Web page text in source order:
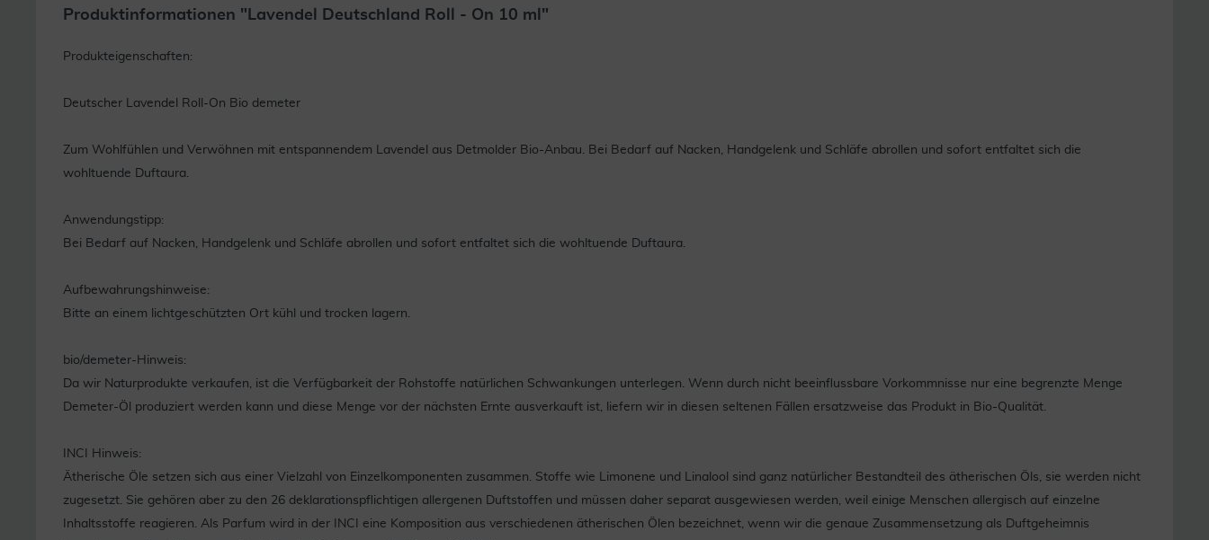
Produktinformationen "Lavendel Deutschland Roll - On 10 ml"
Produkteigenschaften:
Deutscher Lavendel Roll-On Bio demeter
Zum Wohlfühlen und Verwöhnen mit entspannendem Lavendel aus Detmolder Bio-Anbau. Bei Bedarf auf Nacken, Handgelenk und Schläfe abrollen und sofort entfaltet sich die
wohltuende Duftaura.
Anwendungstipp:
Bei Bedarf auf Nacken, Handgelenk und Schläfe abrollen und sofort entfaltet sich die wohltuende Duftaura.
Aufbewahrungshinweise:
Bitte an einem lichtgeschützten Ort kühl und trocken lagern.
bio/demeter-Hinweis:
Da wir Naturprodukte verkaufen, ist die Verfügbarkeit der Rohstoffe natürlichen Schwankungen unterlegen. Wenn durch nicht beeinflussbare Vorkommnisse nur eine begrenzte Menge
Demeter-Öl produziert werden kann und diese Menge vor der nächsten Ernte ausverkauft ist, liefern wir in diesen seltenen Fällen ersatzweise das Produkt in Bio-Qualität.
INCI Hinweis:
Ätherische Öle setzen sich aus einer Vielzahl von Einzelkomponenten zusammen. Stoffe wie Limonene und Linalool sind ganz natürlicher Bestandteil des ätherischen Öls, sie werden nicht
zugesetzt. Sie gehören aber zu den 26 deklarationspflichtigen allergenen Duftstoffen und müssen daher separat ausgewiesen werden, weil einige Menschen allergisch auf einzelne
Inhaltsstoffe reagieren. Als Parfum wird in der INCI eine Komposition aus verschiedenen ätherischen Ölen bezeichnet, wenn wir die genaue Zusammensetzung als Duftgeheimnis